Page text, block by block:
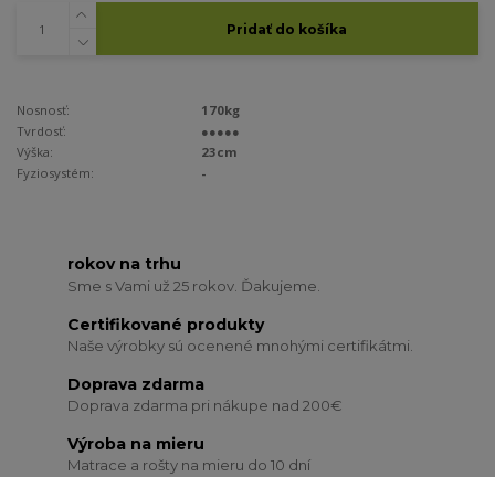
Pridať do košíka
Nosnosť:
170kg
Tvrdosť:
●●●●●
Výška:
23cm
Fyziosystém:
-
rokov na trhu
Sme s Vami už 25 rokov. Ďakujeme.
Certifikované produkty
Naše výrobky sú ocenené mnohými certifikátmi.
Doprava zdarma
Doprava zdarma pri nákupe nad 200€
Výroba na mieru
Matrace a rošty na mieru do 10 dní